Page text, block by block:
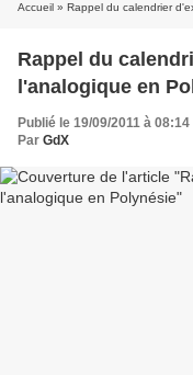
Accueil » Rappel du calendrier
Rappel du
l'analogique en
Publié le 19/09/2011 à 08:14
Par GdX